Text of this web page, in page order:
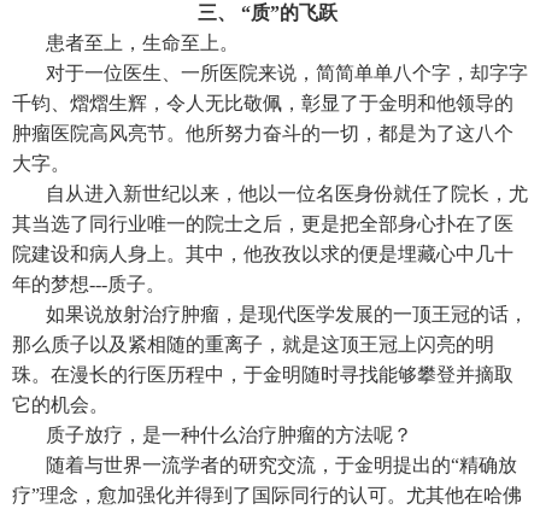
三、 “质”的飞跃
患者至上，生命至上。
对于一位医生、一所医院来说，简简单单八个字，却字字
千钧、熠熠生辉，令人无比敬佩，彰显了于金明和他领导的
肿瘤医院高风亮节。他所努力奋斗的一切，都是为了这八个
大字。
自从进入新世纪以来，他以一位名医身份就任了院长，尤
其当选了同行业唯一的院士之后，更是把全部身心扑在了医
院建设和病人身上。其中，他孜孜以求的便是埋藏心中几十
年的梦想---质子。
如果说放射治疗肿瘤，是现代医学发展的一顶王冠的话，
那么质子以及紧相随的重离子，就是这顶王冠上闪亮的明
珠。在漫长的行医历程中，于金明随时寻找能够攀登并摘取
它的机会。
质子放疗，是一种什么治疗肿瘤的方法呢？
随着与世界一流学者的研究交流，于金明提出的“精确放
疗”理念，愈加强化并得到了国际同行的认可。尤其他在哈佛